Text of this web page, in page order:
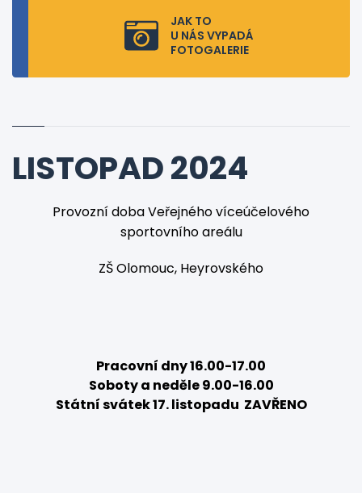
JAK TO
U NÁS VYPADÁ
FOTOGALERIE
LISTOPAD 2024
Provozní doba Veřejného víceúčelového
sportovního areálu
ZŠ Olomouc, Heyrovského
Pracovní dny 16.00-17.00
Soboty a neděle 9.00-16.00
Státní svátek 17. listopadu ZAVŘENO